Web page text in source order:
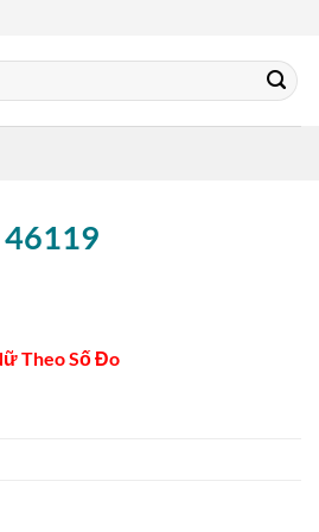
46119
Theo Số Đo